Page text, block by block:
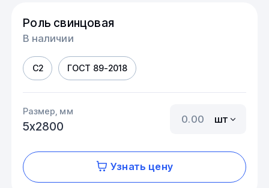
Роль свинцовая
В наличии
С2 ГОСТ 89-2018
Размер, мм
5х2800
шт
Узнать цену